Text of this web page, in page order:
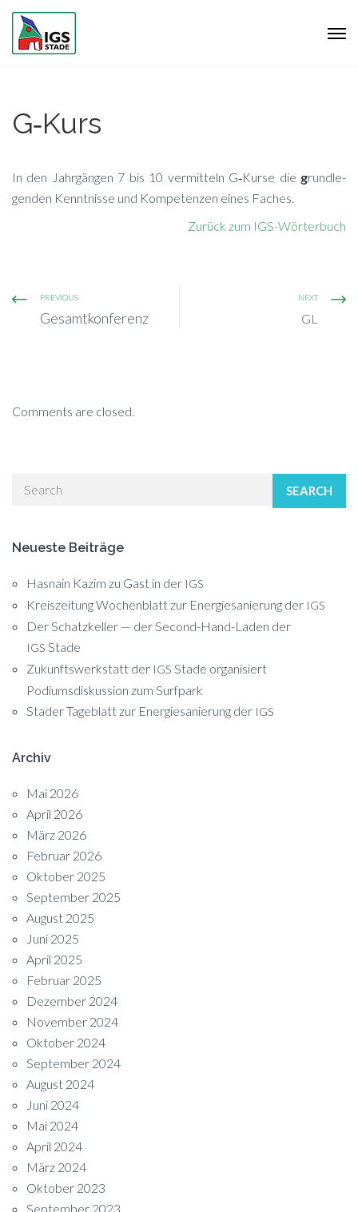
G‑Kurs
In den Jahr­gän­gen 7 bis 10 ver­mit­teln G‑Kurse die grund­le­
gen­den Kennt­nis­se und Kom­pe­ten­zen ei­nes Faches.
Zu­rück zum IGS-Wörterbuch
PREVIOUS
Gesamtkonferenz
NEXT
GL
Comments are closed.
SEARCH
Neueste Beiträge
Hasnain Kazim zu Gast in der IGS
Kreiszeitung Wochenblatt zur Energiesanierung der IGS
Der Schatzkeller — der Second-Hand-Laden der
IGS Stade
Zukunftswerkstatt der IGS Stade organisiert
Podiumsdiskussion zum Surfpark
Stader Tageblatt zur Energiesanierung der IGS
Archiv
Mai 2026
April 2026
März 2026
Februar 2026
Oktober 2025
September 2025
August 2025
Juni 2025
April 2025
Februar 2025
Dezember 2024
November 2024
Oktober 2024
September 2024
August 2024
Juni 2024
Mai 2024
April 2024
März 2024
Oktober 2023
September 2023